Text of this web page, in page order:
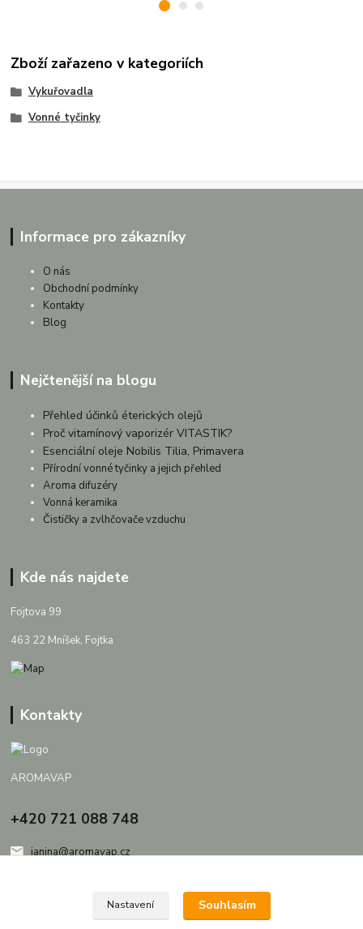
Zboží zařazeno v kategoriích
Vykuřovadla
Vonné tyčinky
Informace pro zákazníky
O nás
Obchodní podmínky
Kontakty
Blog
Nejčtenější na blogu
Přehled účinků éterických olejů
Proč vitamínový vaporizér VITASTIK?
Esenciální oleje Nobilis Tilia, Primavera
Přírodní vonné tyčinky a jejich přehled
Aroma difuzéry
Vonná keramika
Čističky a zvlhčovače vzduchu
Kde nás najdete
Fojtova 99
463 22 Mníšek, Fojtka
Kontakty
AROMAVAP
+420 721 088 748
janina@aromavap.cz
Nastavení Souhlasím